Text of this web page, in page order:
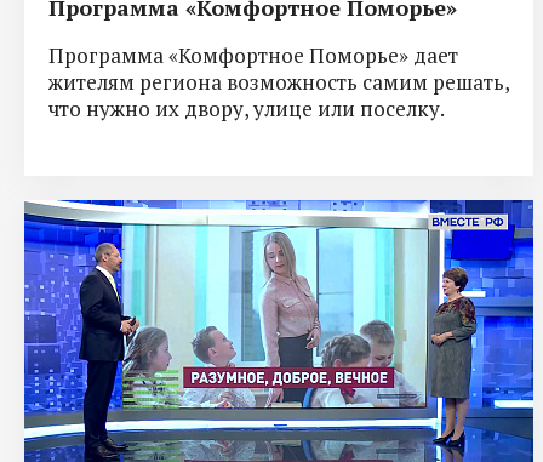
Программа «Комфортное Поморье»
Программа «Комфортное Поморье» дает
жителям региона возможность самим решать,
что нужно их двору, улице или поселку.